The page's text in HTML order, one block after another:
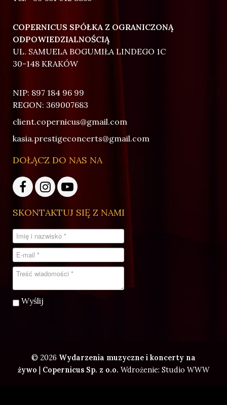
COPERNICUS SPÓŁKA Z OGRANICZONĄ
ODPOWIEDZIALNOŚCIĄ
UL. SAMUELA BOGUMIŁA LINDEGO 1C
30-148 KRAKÓW
NIP: 897 184 96 99
REGON: 369007683
client.copernicus@gmail.com
kasia.prestigeconcerts@gmail.com
DOŁĄCZ DO NAS NA
SKONTAKTUJ SIĘ Z NAMI
Wyślij
© 2026 Wydarzenia muzyczne i koncerty na
żywo
Copernicus Sp. z o.o. Wdrożenie: Studio WWW